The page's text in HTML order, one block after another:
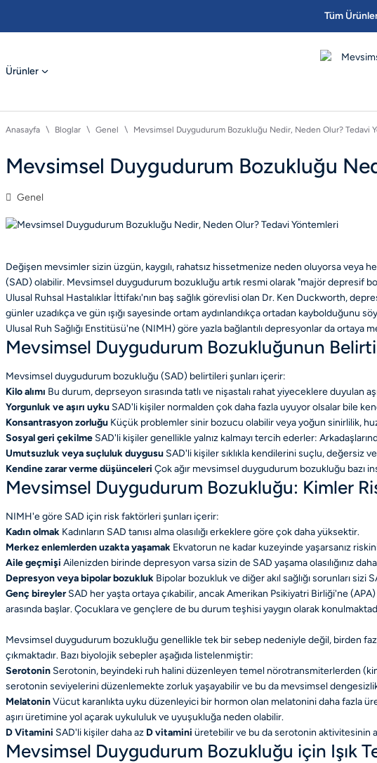
Tüm
Ürünler
Anasayfa Bloglar Genel Mevsimsel Duygudurum Bozukluğu Nedir, Neden Olur? Tedavi
Mevsimsel Duygudurum Bozukluğu
Genel
Değişen mevsimler sizin üzgün, kaygılı, rahatsız hissetmenize neden oluyorsa
(SAD) olabilir. Mevsimsel duygudurum bozukluğu artık resmi olarak "majör depresif
Ulusal Ruhsal Hastalıklar İttifakı'nın baş sağlık görevlisi olan Dr. Ken Duckworth,
günler uzadıkça ve gün ışığı sayesinde ortam aydınlandıkça ortadan kaybolduğunu
Ulusal Ruh Sağlığı Enstitüsü'ne (NIMH) göre yazla bağlantılı depresyonlar da
Mevsimsel Duygudurum Bozukluğunun
Mevsimsel duygudurum bozukluğu (SAD) belirtileri şunları içerir:
Kilo alımı Bu durum, deprseyon sırasında tatlı ve nişastalı rahat yiyeceklere duyulan
Yorgunluk ve aşırı uyku SAD'li kişiler normalden çok daha fazla uyuyor olsalar bile
Konsantrasyon zorluğu Küçük problemler sinir bozucu olabilir veya yoğun sinirlilik,
Sosyal geri çekilme SAD'li kişiler genellikle yalnız kalmayı tercih ederler:
Umutsuzluk veya suçluluk duygusu SAD'li kişiler sıklıkla kendilerini suçlu, değersiz
Kendine zarar verme düşünceleri Çok ağır mevsimsel duygudurum bozukluğu bazı
Mevsimsel Duygudurum Bozukluğu: Kimler
NIMH'e göre SAD için risk faktörleri şunları içerir:
Kadın olmak Kadınların SAD tanısı alma olasılığı erkeklere göre çok daha yüksektir.
Merkez enlemlerden uzakta yaşamak Ekvatorun ne kadar kuzeyinde yaşarsanız
Aile geçmişi Ailenizden birinde depresyon varsa sizin de SAD yaşama olasılığınız
Depresyon veya bipolar bozukluk Bipolar bozukluk ve diğer akıl sağlığı sorunları sizi
Genç bireylerSAD her yaşta ortaya çıkabilir, ancak Amerikan Psikiyatri Birliği'ne
arasında başlar. Çocuklara ve gençlere de bu durum teşhisi yaygın olarak
Mevsimsel duygudurum bozukluğu genellikle tek bir sebep nedeniyle değil, birden
çıkmaktadır. Bazı biyolojik sebepler aşağıda listelenmiştir:
Serotonin Serotonin, beyindeki ruh halini düzenleyen temel nörotransmiterlerden
serotonin seviyelerini düzenlemekte zorluk yaşayabilir ve bu da mevsimsel
MelatoninVücut karanlıkta uyku düzenleyici bir hormon olan melatonini daha fazla
aşırı üretimine yol açarak uykululuk ve uyuşukluğa neden olabilir.
D Vitamini SAD'li kişiler daha az Dvitamini üretebilir ve bu da serotonin aktivitesinin
Mevsimsel Duygudurum Bozukluğu için Işık